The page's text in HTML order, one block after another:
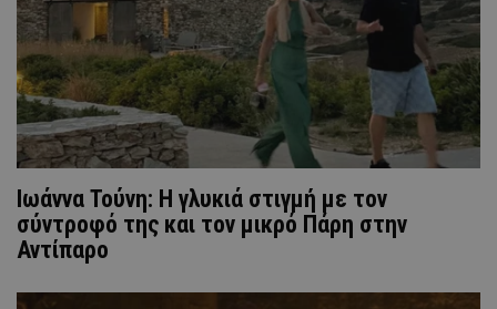
Ιωάννα Τούνη: H γλυκιά στιγμή με τον
σύντροφό της και τον μικρό Πάρη στην
Αντίπαρο